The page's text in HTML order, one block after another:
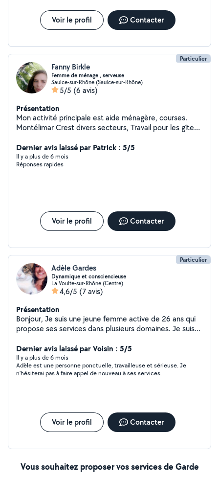
Voir le profil Contacter
Particulier
Fanny Birkle
Femme de ménage , serveuse
Saulce-sur-Rhône (Saulce-sur-Rhône)
5/5 (6 avis)
Présentation
Mon activité principale est aide ménagère, courses.
Montélimar Crest divers secteurs, Travail pour les gîtes
personnel . Je peux également aider pour le jardin,
débroussailler pour le bois ,pour divers travaux du style
peinture . J'ai été serveuse je peux faire du service à
Dernier avis laissé par Patrick : 5/5
Il y a plus de 6 mois
Réponses rapides
Voir le profil Contacter
Particulier
Adèle Gardes
Dynamique et consciencieuse
La Voulte-sur-Rhône (Centre)
4,6/5 (7 avis)
Présentation
Bonjour, Je suis une jeune femme active de 26 ans qui
propose ses services dans plusieurs domaines. Je suis
Dernier avis laissé par Voisin : 5/5
Il y a plus de 6 mois
Adèle est une personne ponctuelle, travailleuse et sérieuse. Je
n'hésiterai pas à faire appel de nouveau à ses services.
Voir le profil Contacter
Vous souhaitez proposer vos services de Garde